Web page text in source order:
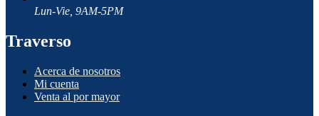
Lun-Vie, 9AM-5PM
Traverso
Acerca de nosotros
Mi cuenta
Venta al por mayor